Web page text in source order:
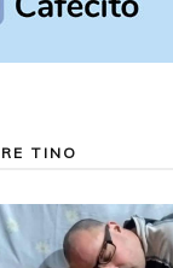
TINO